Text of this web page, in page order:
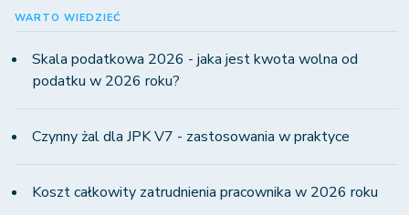
WARTO WIEDZIEĆ
Skala podatkowa 2026 - jaka jest kwota wolna od
podatku w 2026 roku?
Czynny żal dla JPK V7 - zastosowania w praktyce
Koszt całkowity zatrudnienia pracownika w 2026 roku